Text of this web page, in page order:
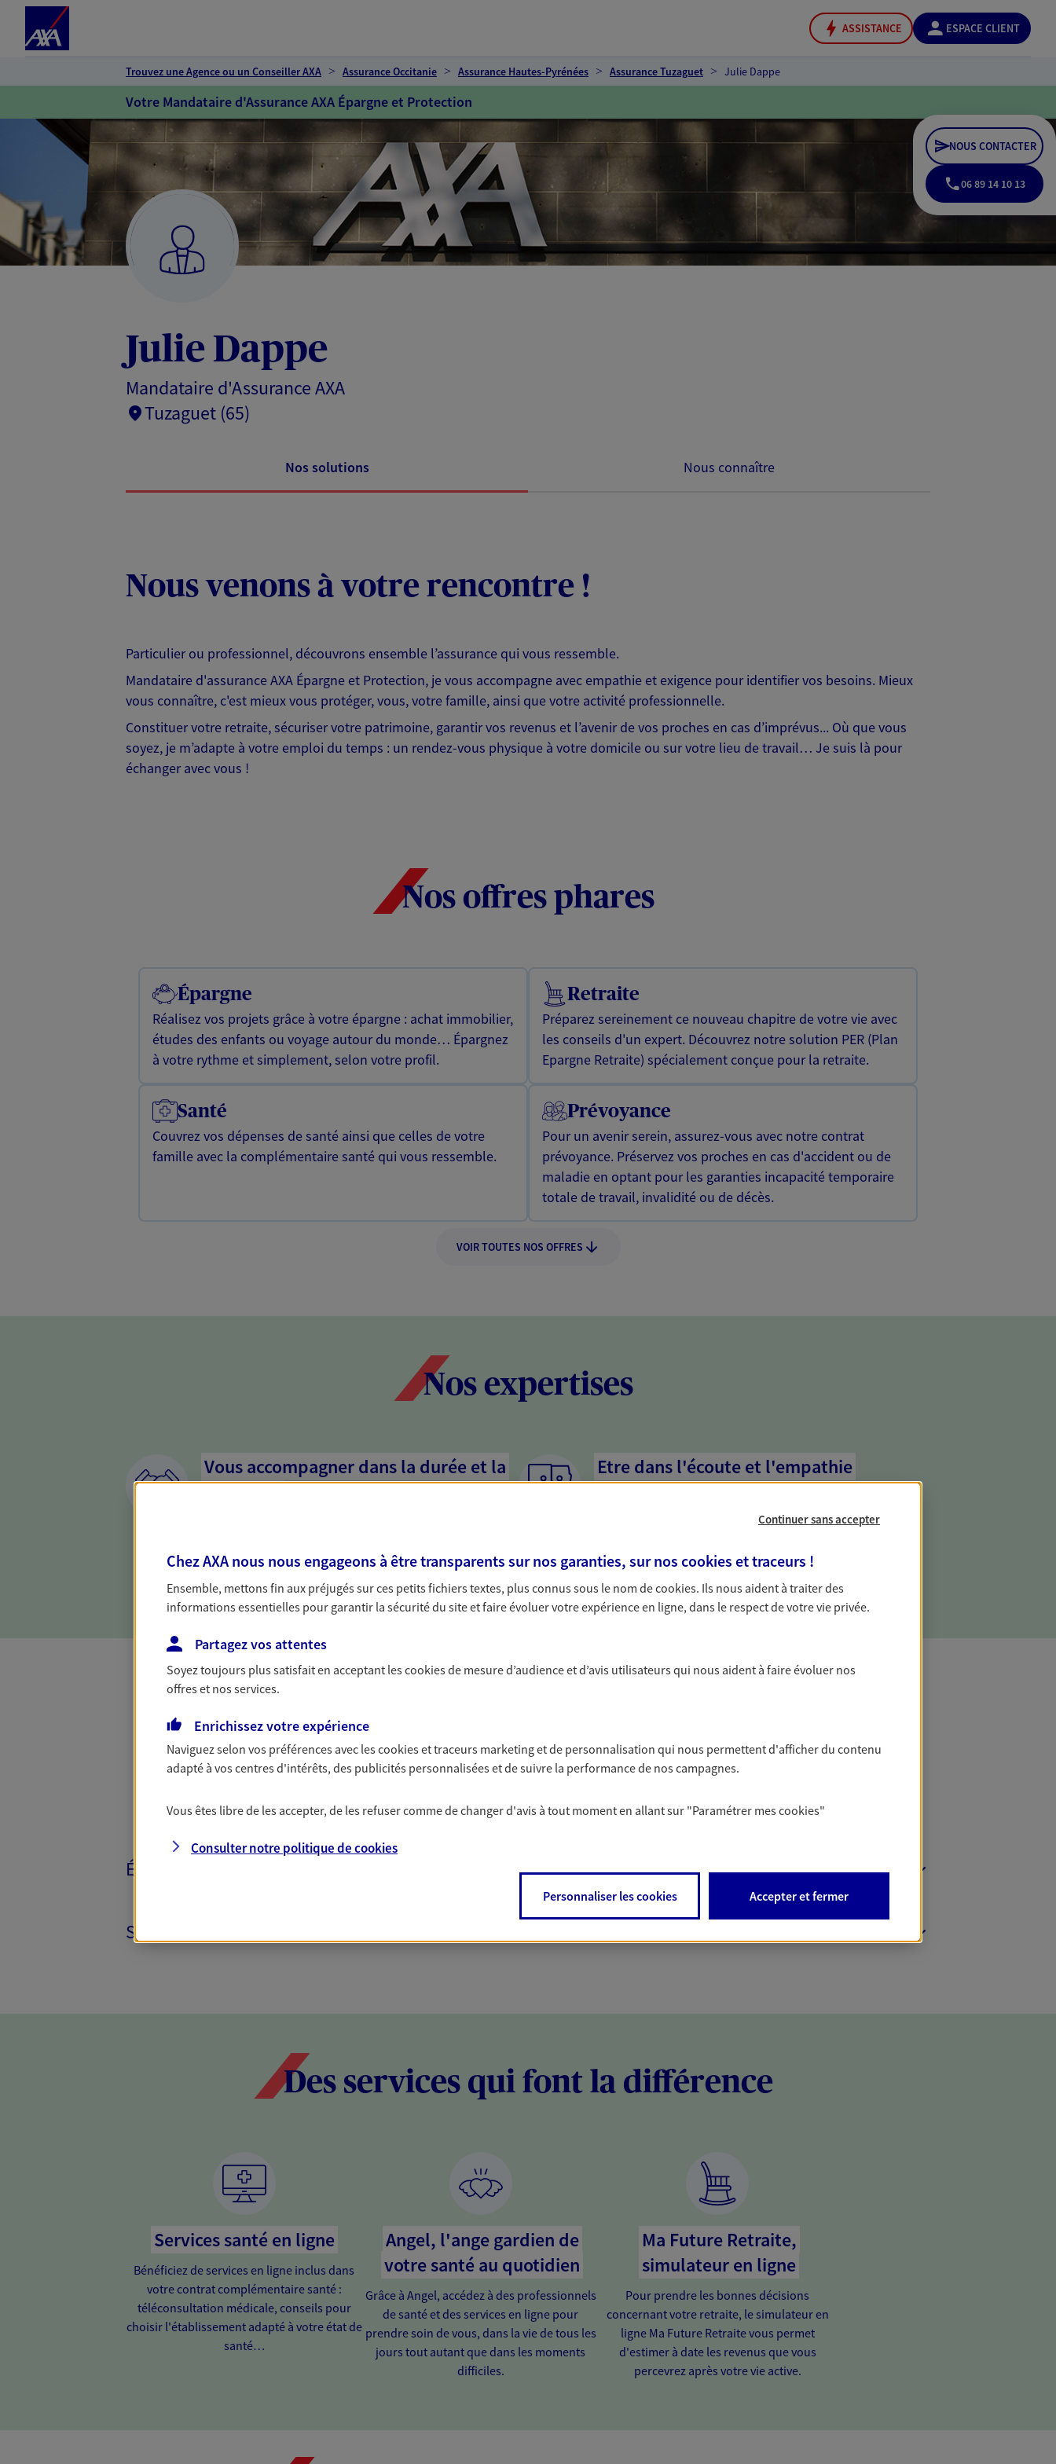
ASSISTANCE ESPACE CLIENT
Trouvez une Agence ou un Conseiller AXA Assurance Occitanie Assurance Hautes-Pyrénées Assurance Tuzaguet Julie Dappe
Votre Mandataire d'Assurance AXA Épargne et Protection
Julie Dappe
Mandataire d'Assurance AXA
Tuzaguet (65)
NOUS CONTACTER
06 89 14 10 13
Nos solutions Nous connaître
Nous venons à votre rencontre !
Particulier ou professionnel, découvrons ensemble l’assurance qui vous ressemble.
Mandataire d'assurance AXA Épargne et Protection, je vous accompagne avec empathie et exigence pour identifier vos besoins. Mieux
vous connaître, c'est mieux vous protéger, vous, votre famille, ainsi que votre activité professionnelle.
Constituer votre retraite, sécuriser votre patrimoine, garantir vos revenus et l’avenir de vos proches en cas d’imprévus... Où que vous
soyez, je m’adapte à votre emploi du temps : un rendez-vous physique à votre domicile ou sur votre lieu de travail… Je suis là pour
échanger avec vous !
Nos offres phares
Épargne
Réalisez vos projets grâce à votre épargne : achat immobilier,
études des enfants ou voyage autour du monde… Épargnez
à votre rythme et simplement, selon votre profil.
Retraite
Préparez sereinement ce nouveau chapitre de votre vie avec
les conseils d'un expert. Découvrez notre solution PER (Plan
Epargne Retraite) spécialement conçue pour la retraite.
Santé
Couvrez vos dépenses de santé ainsi que celles de votre
famille avec la complémentaire santé qui vous ressemble.
Prévoyance
Pour un avenir serein, assurez-vous avec notre contrat
prévoyance. Préservez vos proches en cas d'accident ou de
maladie en optant pour les garanties incapacité temporaire
totale de travail, invalidité ou de décès.
VOIR TOUTES NOS OFFRES
Nos expertises
Vous accompagner dans la durée et la
confiance
la confiance et la proximité. C'est en apprenant à vous
Etre dans l'écoute et l'empathie
mandataires mettent l'empathie au cœur de leurs échanges
en cas de difficultés.
ÉPARGNE ET RETRAITE
SANTÉ ET PRÉVOYANCE
Des services qui font la différence
Services santé en ligne
Bénéficiez de services en ligne inclus dans
votre contrat complémentaire santé :
téléconsultation médicale, conseils pour
choisir l'établissement adapté à votre état de
santé…
Angel, l'ange gardien de
votre santé au quotidien
Grâce à Angel, accédez à des professionnels
de santé et des services en ligne pour
prendre soin de vous, dans la vie de tous les
jours tout autant que dans les moments
difficiles.
Ma Future Retraite,
simulateur en ligne
Pour prendre les bonnes décisions
concernant votre retraite, le simulateur en
ligne Ma Future Retraite vous permet
d'estimer à date les revenus que vous
percevrez après votre vie active.
Continuer sans accepter
Chez AXA nous nous engageons à être transparents sur nos garanties, sur nos cookies et traceurs !
Ensemble, mettons fin aux préjugés sur ces petits fichiers textes, plus connus sous le nom decookies. Ils nous aident à traiter des
informations essentielles pour garantir la sécurité du site et faire évoluer votre expérience en ligne, dans le respect de votre vie privée.
Partagez vos attentes
Soyez toujours plus satisfait en acceptant lescookiesde mesure d’audience et d’avis utilisateurs qui nous aident à faire évoluer nos
offres et nos services.
Enrichissez votre expérience
Naviguez selon vos préférences avec lescookies et traceurs marketing et de personnalisation qui nous permettent d'afficher du contenu
adapté à vos centres d'intérêts, des publicités personnalisées et de suivre la performance de nos campagnes.
Vous êtes libre de les accepter, de les refuser comme de changer d'avis à tout moment en allant sur "Paramétrer mescookies"
Consulter notre politique decookies
Personnaliser les cookies Accepter et fermer